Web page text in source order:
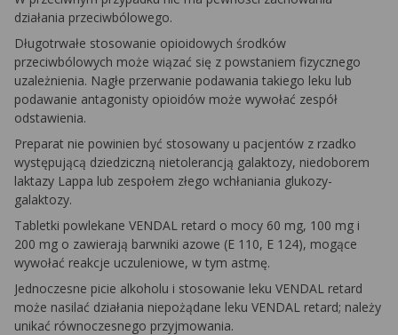
działania przeciwbólowego.
Długotrwałe stosowanie opioidowych środków
przeciwbólowych może wiązać się z powstaniem fizycznego
uzależnienia. Nagłe przerwanie podawania takiego leku lub
podawanie antagonisty opioidów może wywołać zespół
odstawienia.
Preparat nie powinien być stosowany u pacjentów z rzadko
występującą dziedziczną nietolerancją galaktozy, niedoborem
laktazy Lappa lub zespołem złego wchłaniania glukozy-
galaktozy.
Tabletki powlekane VENDAL retard o mocy 60 mg, 100 mg i
200 mg o zawierają barwniki azowe (E 110, E 124), mogące
wywołać reakcje uczuleniowe, w tym astmę.
Jednoczesne picie alkoholu i stosowanie leku VENDAL retard
może nasilać działania niepożądane leku VENDAL retard; należy
unikać równoczesnego przyjmowania.